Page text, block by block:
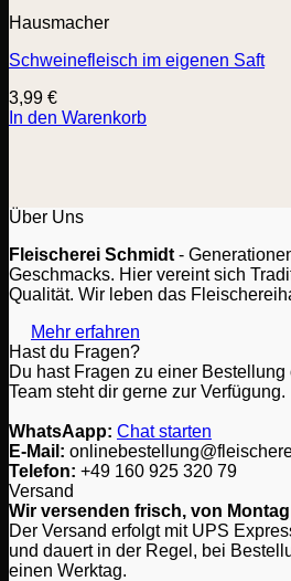
Hausmacher
Schweinefleisch im eigenen Saft
3,99 €
In den Warenkorb
Über Uns
Fleischerei Schmidt -
Geschmacks. Hier vereint sich
Qualität. Wir leben das
Mehr erfahren
Hast du Fragen?
Du hast Fragen zu einer
Team steht dir gerne zur Verfügung.
WhatsAapp: Chat starten
E-Mail:
Telefon: ‎+49 160 925 320 79
Versand
Wir versenden frisch, von
Der Versand erfolgt mit UPS
und dauert in der Regel, bei
einen Werktag.